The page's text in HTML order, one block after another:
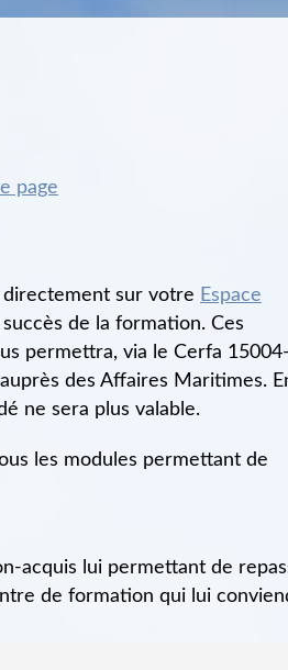
page
directement sur votre Espace
de la formation. Ces
permettra, via le Cerfa
des Affaires Maritimes.
ne sera plus valable.
les modules permettant de
acquis lui permettant de
de formation qui lui